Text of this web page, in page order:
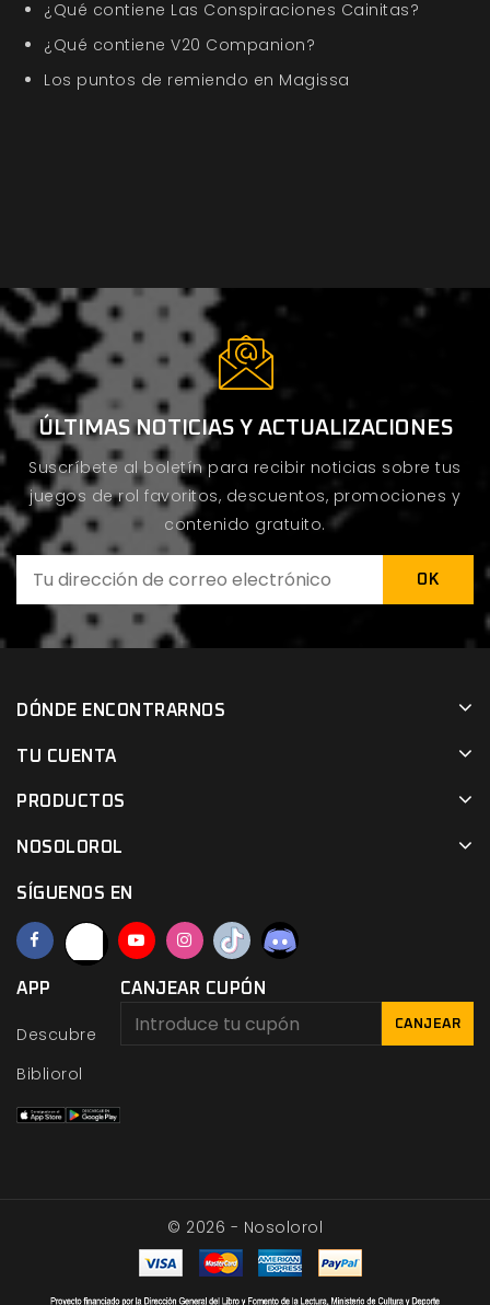
¿Qué contiene Las Conspiraciones Cainitas?
¿Qué contiene V20 Companion?
Los puntos de remiendo en Magissa
ÚLTIMAS NOTICIAS Y ACTUALIZACIONES
Suscríbete al boletín para recibir noticias sobre tus
juegos de rol favoritos, descuentos, promociones y
contenido gratuito.
DÓNDE ENCONTRARNOS
TU CUENTA
PRODUCTOS
NOSOLOROL
SÍGUENOS EN
APP
Descubre
Bibliorol
CANJEAR CUPÓN
CANJEAR
© 2026 - Nosolorol